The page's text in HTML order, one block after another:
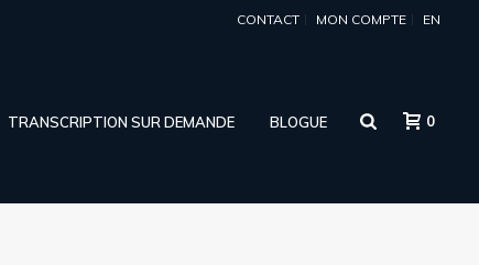
CONTACT MON COMPTE EN
TRANSCRIPTION SUR DEMANDE BLOGUE 0